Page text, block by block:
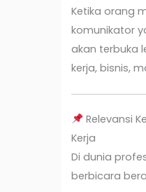
Ketika orang
komunikator
akan terbuka
kerja, bisnis,
Relevansi
Kerja
Di dunia
berbicara